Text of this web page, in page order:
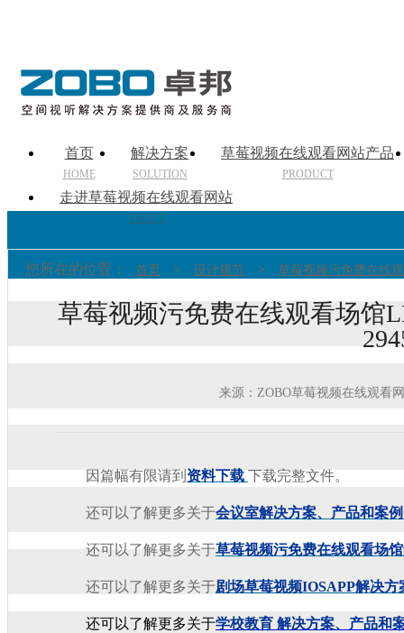
首页
HOME
解决方案
SOLUTION
草莓视频在线观看网站产品
PRODUCT
走进草莓视频在线观看网站
ABOUT
您所在的位置： 首页 > 设计规范 > 草莓视频污免费在线
草莓视频污免费在线观看场馆
来源：ZOBO草莓视频在线观看
因篇幅有限请到 资料下载 下载完整文件。
还可以了解更多关于会议室解决方案、产品和案例
还可以了解更多关于草莓视频污免费在线观看场馆
还可以了解更多关于剧场草莓视频IOSAPP解决方
还可以了解更多关于学校教育 解决方案、产品和